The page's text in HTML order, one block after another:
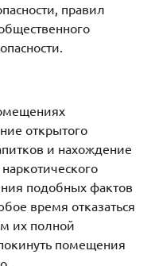
правил
открытого
и нахождение
подобных фактов
время отказаться
их полной
помещения